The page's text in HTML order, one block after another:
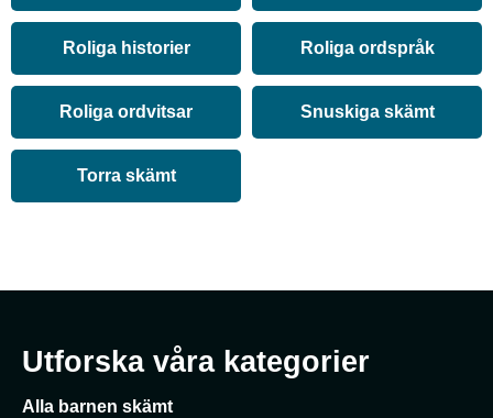
Roliga historier Roliga ordspråk
Roliga ordvitsar Snuskiga skämt
Torra skämt
Utforska våra kategorier
Alla barnen skämt